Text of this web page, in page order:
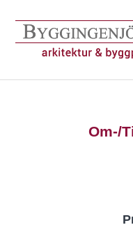
innehåll
Om-/